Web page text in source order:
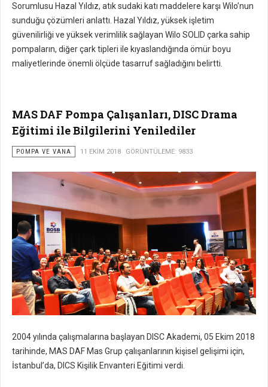
Sorumlusu Hazal Yıldız, atık sudaki katı maddelere karşı Wilo’nun
sunduğu çözümleri anlattı. Hazal Yıldız, yüksek işletim
güvenilirliği ve yüksek verimlilik sağlayan Wilo SOLID çarka sahip
pompaların, diğer çark tipleri ile kıyaslandığında ömür boyu
maliyetlerinde önemli ölçüde tasarruf sağladığını belirtti.
MAS DAF Pompa Çalışanları, DISC Drama
Eğitimi ile Bilgilerini Yenilediler
POMPA VE VANA 11 EKIM 2018 GÖRÜNTÜLEME: 9833
2004 yılında çalışmalarına başlayan DISC Akademi, 05 Ekim 2018
tarihinde, MAS DAF Mas Grup çalışanlarının kişisel gelişimi için,
İstanbul’da, DICS Kişilik Envanteri Eğitimi verdi.